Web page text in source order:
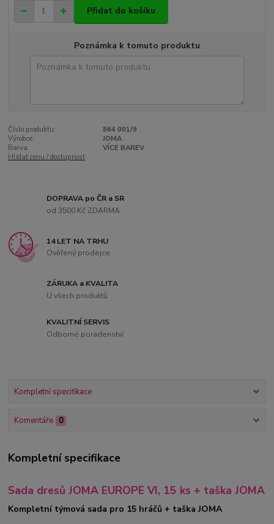
Přidat do košíku
Poznámka k tomuto produktu
Číslo produktu:
864 001/9
Výrobce:
JOMA
Barva:
VÍCE BAREV
Hlídat cenu / dostupnost
DOPRAVA po ČR a SR
od 3500 Kč ZDARMA
14 LET NA TRHU
Ověřený prodejce
ZÁRUKA a KVALITA
U všech produktů
KVALITNÍ SERVIS
Odborné poradenství
Kompletní specifikace
Komentáře 0
Kompletní specifikace
Sada dresů JOMA EUROPE VI, 15 ks + taška JOMA
Kompletní týmová sada pro 15 hráčů + taška JOMA